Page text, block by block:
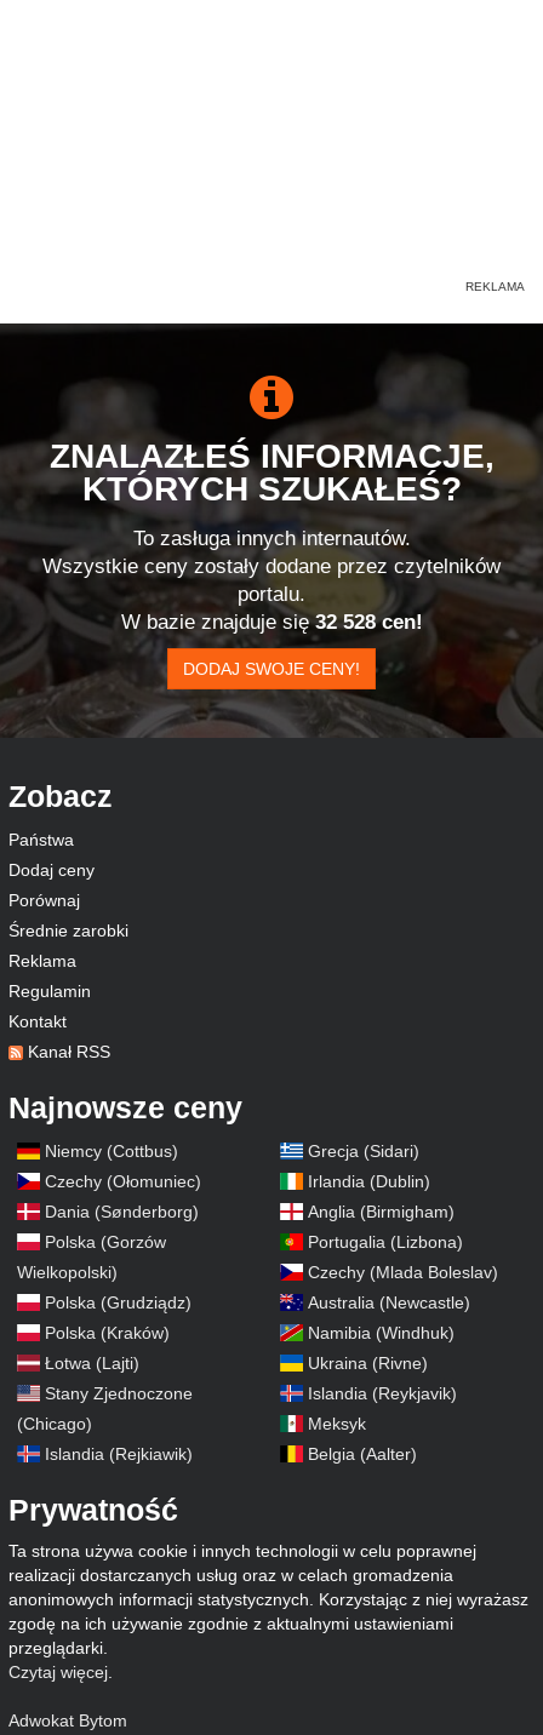
ZNALAZŁEŚ INFORMACJE,
KTÓRYCH SZUKAŁEŚ?
To zasługa innych internautów.
Wszystkie ceny zostały dodane przez czytelników
portalu.
W bazie znajduje się32 528 cen!
DODAJ SWOJE CENY!
Zobacz
Państwa
Dodaj ceny
Porównaj
Średnie zarobki
Reklama
Regulamin
Kontakt
Kanał RSS
Najnowsze ceny
Niemcy (Cottbus)
Czechy (Ołomuniec)
Dania (Sønderborg)
Polska (Gorzów
Wielkopolski)
Polska (Grudziądz)
Polska (Kraków)
Łotwa (Lajti)
Stany Zjednoczone
(Chicago)
Islandia (Rejkiawik)
Grecja (Sidari)
Irlandia (Dublin)
Anglia (Birmigham)
Portugalia (Lizbona)
Czechy (Mlada Boleslav)
Australia (Newcastle)
Namibia (Windhuk)
Ukraina (Rivne)
Islandia (Reykjavik)
Meksyk
Belgia (Aalter)
Prywatność
Ta strona używa cookie i innych technologii w celu poprawnej
realizacji dostarczanych usług oraz w celach gromadzenia
anonimowych informacji statystycznych. Korzystając z niej wyrażasz
zgodę na ich używanie zgodnie z aktualnymi ustawieniami
przeglądarki.
Czytaj więcej
Adwokat Bytom